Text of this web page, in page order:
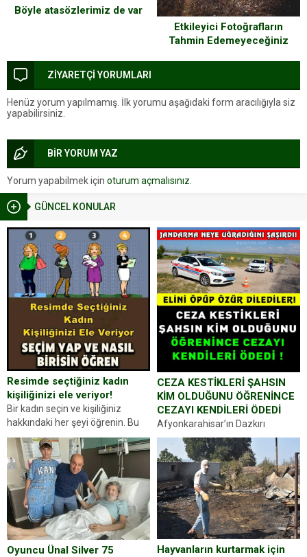
GÜNCEL KONULAR
Resimde seçtiğiniz kadın
kişiliğinizi ele veriyor!
Bir kadın seçin ve kişiliğiniz
hakkındaki her şeyi öğrenin. Bu
kez karşınıza oldukça farklı bir
kişilik testiyle çıkıyoruz. Resimde
gördüğünüz kadın figürlerinden
dikkatinizi en...
CEZA KESTİKLERİ ŞAHSIN
KİM OLDUĞUNU ÖĞRENİNCE
CEZAYI KENDİLERİ ÖDEDİ
Afyonkarahisar’ın Dazkırı
ilçesinde trafik uygulaması
yapan jandarma ekipleri
durdurdukları bir otomobilin
sürücüsünden ehliyet ve ruhsat
sorup belgelerini istedi. Sürücü
Abdurrahman Ö.nün verdiği
evraklarda eksik olduğunu...
Oyuncu Ünal Silver 75
Hayvanların kurtarmak için
Böyle atasözlerimiz de var
Etkileyici Fotoğrafların
Tahmin Edemeyeceğiniz
ZİYARETÇİ YORUMLARI
Henüz yorum yapılmamış. İlk yorumu aşağıdaki form aracılığıyla siz
yapabilirsiniz.
BİR YORUM YAZ
Yorum yapabilmek için oturum açmalısınız